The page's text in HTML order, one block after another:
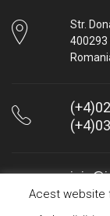
Str.
400293
Acest website